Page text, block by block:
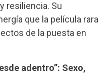
resiliencia. Su
que la película rara
de la puesta en
adentro”: Sexo,